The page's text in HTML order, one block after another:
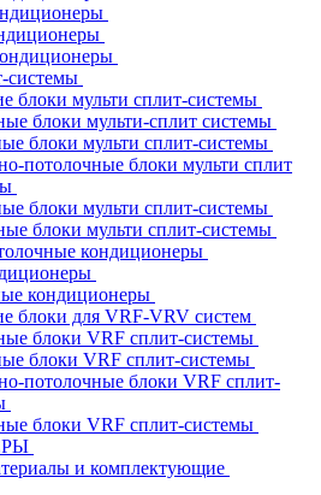
системы
блоки мульти сплит-системы
блоки мульти-сплит системы
блоки мульти сплит-системы
потолочные блоки мульти сплит
блоки мульти сплит-системы
блоки мульти сплит-системы
кондиционеры
кондиционеры
блоки для VRF-VRV систем
блоки VRF сплит-системы
блоки VRF сплит-системы
потолочные блоки VRF сплит-
блоки VRF сплит-системы
и комплектующие